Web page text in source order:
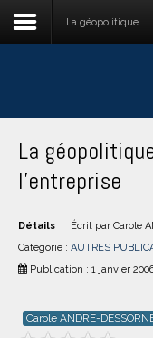
La géopolitique...
La
l'entreprise
Détails Écrit par Carole
Catégorie : AUTRES
Publication : 1 janvier
Carole ANDRE-